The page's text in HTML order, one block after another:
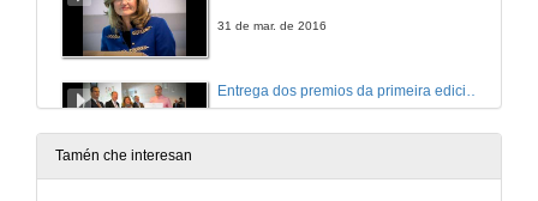
31 de mar. de 2016
Entrega dos premios da primeira edición Incuvi-Avanza
31 de mar. de 2016
Tamén che interesan